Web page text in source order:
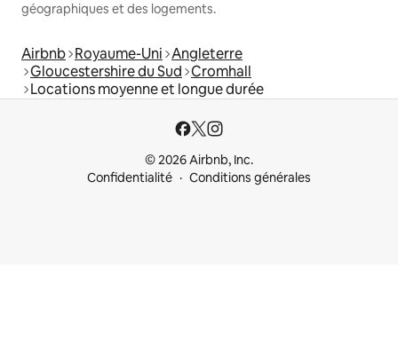
géographiques et des logements.
Airbnb Royaume-Uni Angleterre
Gloucestershire du Sud Cromhall
Locations moyenne et longue durée
© 2026 Airbnb, Inc.
Confidentialité
Conditions générales